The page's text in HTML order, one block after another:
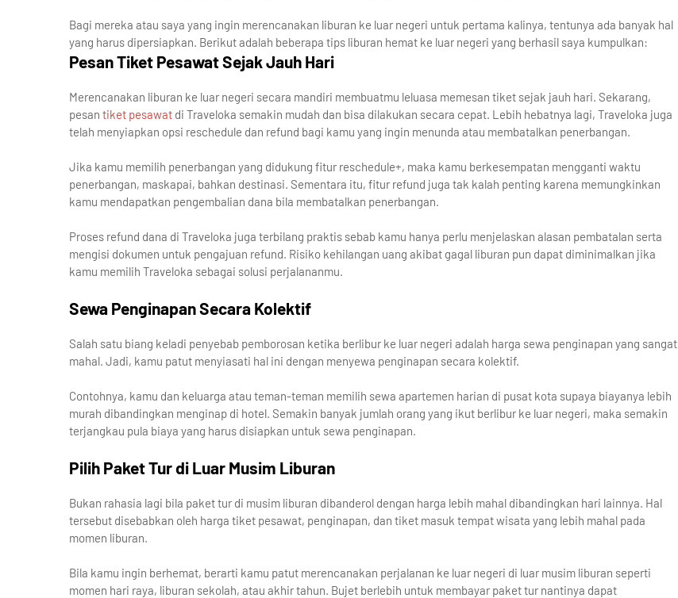
Bagi mereka atau saya yang ingin merencanakan liburan ke luar negeri untuk pertama kalinya, tentunya ada banyak hal
yang harus dipersiapkan. Berikut adalah beberapa tips liburan hemat ke luar negeri yang berhasil saya kumpulkan:
Pesan Tiket Pesawat Sejak Jauh Hari
Merencanakan liburan ke luar negeri secara mandiri membuatmu leluasa memesan tiket sejak jauh hari. Sekarang,
pesan tiket pesawat di Traveloka semakin mudah dan bisa dilakukan secara cepat. Lebih hebatnya lagi, Traveloka juga
telah menyiapkan opsi reschedule dan refund bagi kamu yang ingin menunda atau membatalkan penerbangan.
Jika kamu memilih penerbangan yang didukung fitur reschedule+, maka kamu berkesempatan mengganti waktu
penerbangan, maskapai, bahkan destinasi. Sementara itu, fitur refund juga tak kalah penting karena memungkinkan
kamu mendapatkan pengembalian dana bila membatalkan penerbangan.
Proses refund dana di Traveloka juga terbilang praktis sebab kamu hanya perlu menjelaskan alasan pembatalan serta
mengisi dokumen untuk pengajuan refund. Risiko kehilangan uang akibat gagal liburan pun dapat diminimalkan jika
kamu memilih Traveloka sebagai solusi perjalananmu.
Sewa Penginapan Secara Kolektif
Salah satu biang keladi penyebab pemborosan ketika berlibur ke luar negeri adalah harga sewa penginapan yang sangat
mahal. Jadi, kamu patut menyiasati hal ini dengan menyewa penginapan secara kolektif.
Contohnya, kamu dan keluarga atau teman-teman memilih sewa apartemen harian di pusat kota supaya biayanya lebih
murah dibandingkan menginap di hotel. Semakin banyak jumlah orang yang ikut berlibur ke luar negeri, maka semakin
terjangkau pula biaya yang harus disiapkan untuk sewa penginapan.
Pilih Paket Tur di Luar Musim Liburan
Bukan rahasia lagi bila paket tur di musim liburan dibanderol dengan harga lebih mahal dibandingkan hari lainnya. Hal
tersebut disebabkan oleh harga tiket pesawat, penginapan, dan tiket masuk tempat wisata yang lebih mahal pada
momen liburan.
Bila kamu ingin berhemat, berarti kamu patut merencanakan perjalanan ke luar negeri di luar musim liburan seperti
momen hari raya, liburan sekolah, atau akhir tahun. Bujet berlebih untuk membayar paket tur nantinya dapat